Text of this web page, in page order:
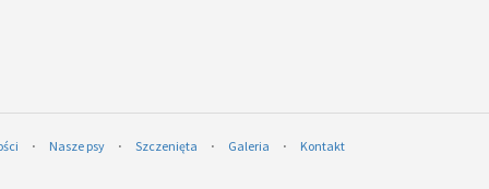
⋅ Nasze psy ⋅ Szczenięta ⋅ Galeria ⋅ Kontakt